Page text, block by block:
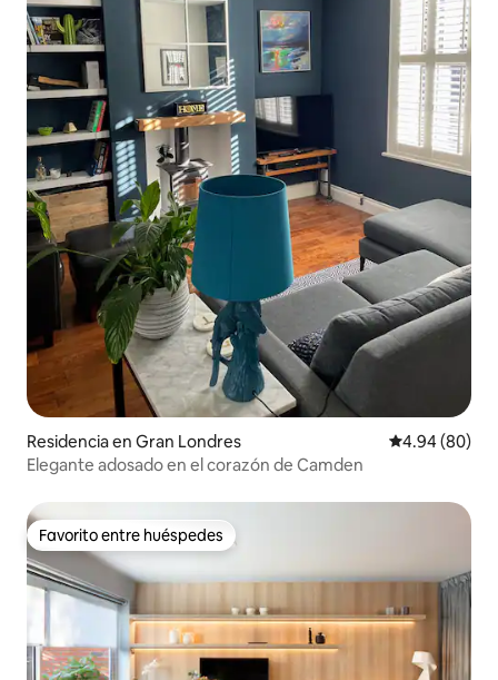
Residencia en Gran Londres Calificación
4.94 (80)
Elegante adosado en el corazón de Camden
Favorito entre huéspedes
Favorito entre huéspedes